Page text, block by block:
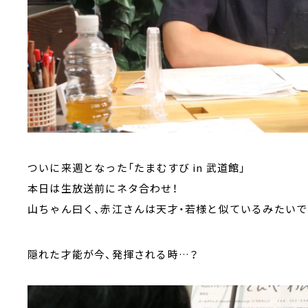
ついに来週となった「たまむすび in 武道館」
本日は生放送前にネタ合わせ！
山ちゃん曰く、赤江さんは天才・若様と似ているみたい
隠れた才能が今、発揮される時…？